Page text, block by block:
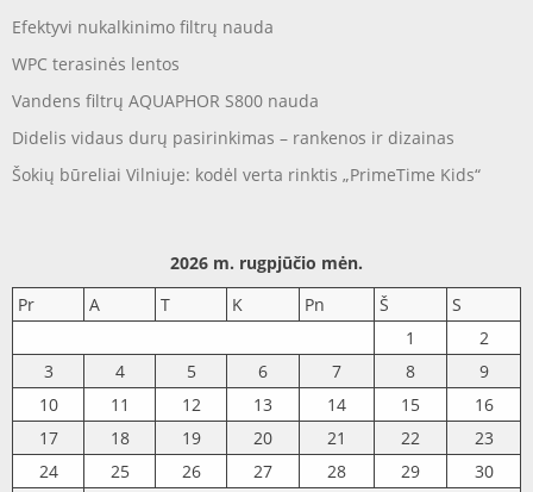
Efektyvi nukalkinimo filtrų nauda
WPC terasinės lentos
Vandens filtrų AQUAPHOR S800 nauda
Didelis vidaus durų pasirinkimas – rankenos ir dizainas
Šokių būreliai Vilniuje: kodėl verta rinktis „PrimeTime Kids“
2026 m. rugpjūčio mėn.
Pr
A T K Pn Š
S
1
2
3
4 5 6 7 8
9
10
11 12 13 14 15
16
17
18 19 20 21 22
23
24
25 26 27 28 29
30